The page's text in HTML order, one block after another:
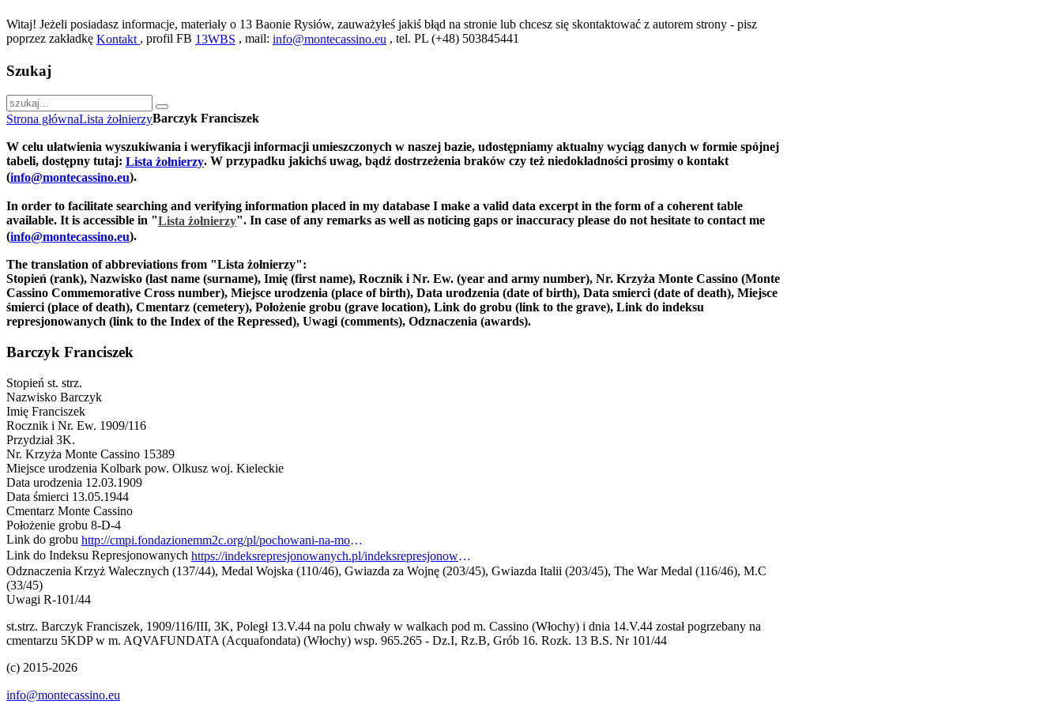
Witaj! Jeżeli posiadasz informacje, materiały o 13 Baonie Rysiów, zauważyłeś jakiś błąd na stronie lub chcesz się skontaktować z autorem strony - pisz
poprzez zakładkę Kontakt , profil FB 13WBS , mail: info@montecassino.eu , tel. PL (+48) 503845441
Szukaj
Strona głównaLista żołnierzyBarczyk Franciszek
W celu ułatwienia wyszukiwania i weryfikacji informacji umieszczonych w naszej bazie, udostępniamy aktualny wyciąg danych w formie spójnej
tabeli, dostępny tutaj: Lista żołnierzy. W przypadku jakichś uwag, bądź dostrzeżenia braków czy też niedokładności prosimy o kontakt
(info@montecassino.eu).
In order to facilitate searching and verifying information placed in my database I make a valid data excerpt in the form of a coherent table
available. It is accessible in "Lista żołnierzy". In case of any remarks as well as noticing gaps or inaccuracy please do not hesitate to contact me
(info@montecassino.eu).
The translation of abbreviations from "Lista żołnierzy":
Stopień (rank), Nazwisko (last name (surname), Imię (first name), Rocznik i Nr. Ew. (year and army number), Nr. Krzyża Monte Cassino (Monte
Cassino Commemorative Cross number), Miejsce urodzenia (place of birth), Data urodzenia (date of birth), Data smierci (date of death), Miejsce
śmierci (place of death), Cmentarz (cemetery), Położenie grobu (grave location), Link do grobu (link to the grave), Link do indeksu
represjonowanych (link to the Index of the Repressed), Uwagi (comments), Odznaczenia (awards).
Barczyk Franciszek
Stopień st. strz.
Nazwisko Barczyk
Imię Franciszek
Rocznik i Nr. Ew. 1909/116
Przydział 3K.
Nr. Krzyża Monte Cassino 15389
Miejsce urodzenia Kolbark pow. Olkusz woj. Kieleckie
Data urodzenia 12.03.1909
Data śmierci 13.05.1944
Cmentarz Monte Cassino
Położenie grobu 8-D-4
Link do grobu
http://cmpi.fondazionemm2c.org/pl/pochowani-na-monte-cassino/cart/39/franciszek-barczyk.html
Link do Indeksu Represjonowanych
https://indeksrepresjonowanych.pl/indeksrepresjonowanych/pl/szczegoly1.jsp?id=101490
Odznaczenia Krzyż Walecznych (137/44), Medal Wojska (110/46), Gwiazda za Wojnę (203/45), Gwiazda Italii (203/45), The War Medal (116/46), M.C
(33/45)
Uwagi R-101/44
st.strz. Barczyk Franciszek, 1909/116/III, 3K, Poległ 13.V.44 na polu chwały w walkach pod m. Cassino (Włochy) i dnia 14.V.44 został pogrzebany na
cmentarzu 5KDP w m. AQVAFUNDATA (Acquafondata) (Włochy) wsp. 965.265 - Dz.I, Rz.B, Grób 16. Rozk. 13 B.S. Nr 101/44
(c) 2015-2026
info@montecassino.eu